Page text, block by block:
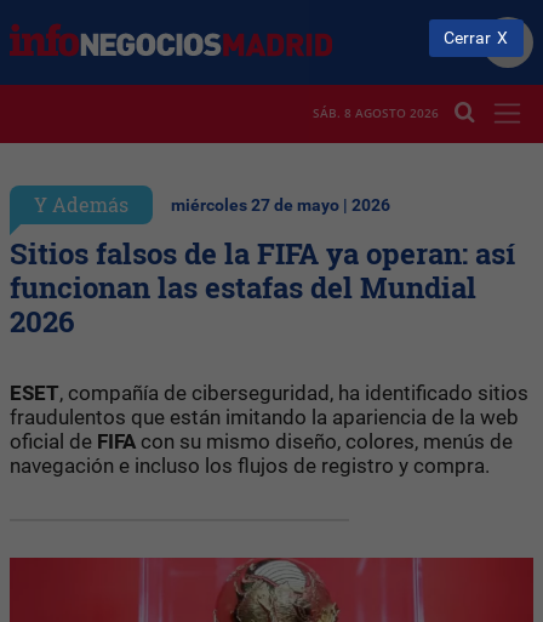
SÁB. 8 AGOSTO 2026
Y Además miércoles 27 de mayo | 2026
Sitios falsos de la FIFA ya operan: así
funcionan las estafas del Mundial
2026
ESET, compañía de ciberseguridad, ha identificado sitios
fraudulentos que están imitando la apariencia de la web
oficial de FIFA con su mismo diseño, colores, menús de
navegación e incluso los flujos de registro y compra.
Cerrar